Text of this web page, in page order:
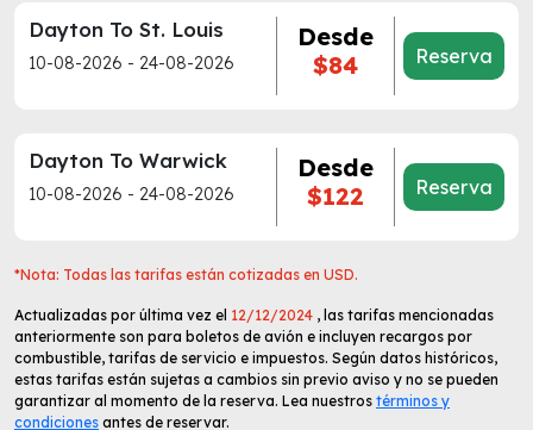
Dayton To St. Louis
10-08-2026 - 24-08-2026
Desde
$84
Reserva
Dayton To Warwick
10-08-2026 - 24-08-2026
Desde
$122
Reserva
*Nota: Todas las tarifas están cotizadas en USD.
Actualizadas por última vez el 12/12/2024 , las tarifas mencionadas
anteriormente son para boletos de avión e incluyen recargos por
combustible, tarifas de servicio e impuestos. Según datos históricos,
estas tarifas están sujetas a cambios sin previo aviso y no se pueden
garantizar al momento de la reserva. Lea nuestros términos y
condiciones antes de reservar.